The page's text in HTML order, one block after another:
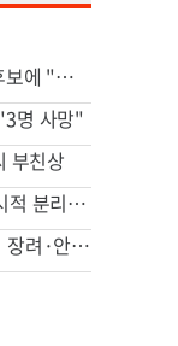
美진보 좌장 샌더스, 한국계 주지사 후보에 "공개지지 않겠다"
명 사망"
부친상
이란 매체 "호르무즈 진출입 항로 한시적 분리…이후엔 중앙항로만"
美FCC "中로봇 수입규제는 美제조업 장려·안보위험 대응 목적"